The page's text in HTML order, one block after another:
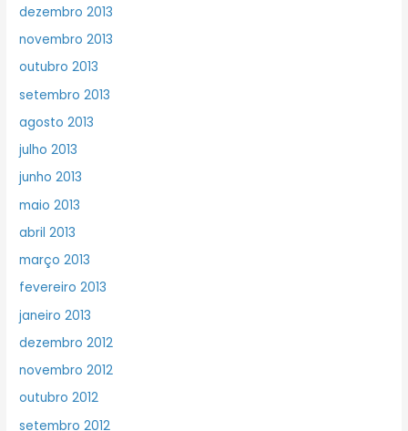
dezembro 2013
novembro 2013
outubro 2013
setembro 2013
agosto 2013
julho 2013
junho 2013
maio 2013
abril 2013
março 2013
fevereiro 2013
janeiro 2013
dezembro 2012
novembro 2012
outubro 2012
setembro 2012